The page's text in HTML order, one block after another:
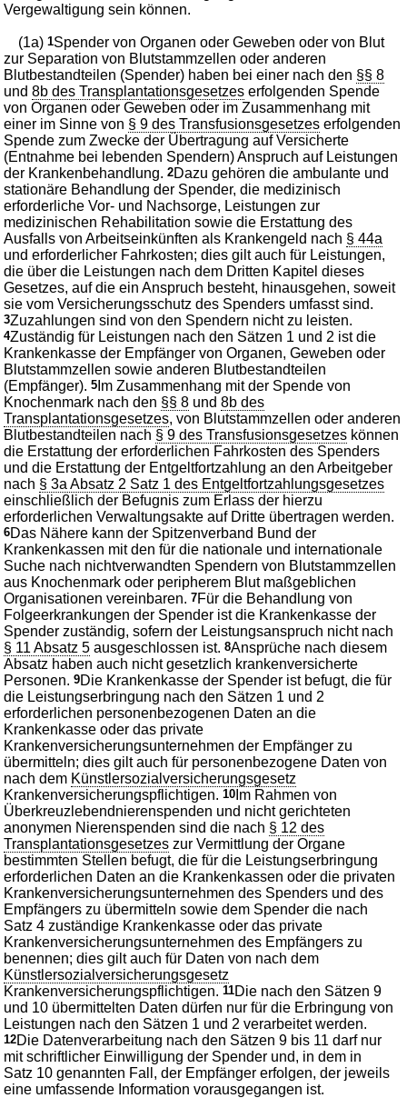
Vergewaltigung sein können.
(1a)1Spender von Organen oder Geweben oder von Blut
zur Separation von Blutstammzellen oder anderen
Blutbestandteilen (Spender) haben bei einer nach den §§ 8
und8b des Transplantationsgesetzes erfolgenden Spende
von Organen oder Geweben oder im Zusammenhang mit
einer im Sinne von § 9 des Transfusionsgesetzes erfolgenden
Spende zum Zwecke der Übertragung auf Versicherte
(Entnahme bei lebenden Spendern) Anspruch auf Leistungen
der Krankenbehandlung.2Dazu gehören die ambulante und
stationäre Behandlung der Spender, die medizinisch
erforderliche Vor- und Nachsorge, Leistungen zur
medizinischen Rehabilitation sowie die Erstattung des
Ausfalls von Arbeitseinkünften als Krankengeld nach § 44a
und erforderlicher Fahrkosten; dies gilt auch für Leistungen,
die über die Leistungen nach dem Dritten Kapitel dieses
Gesetzes, auf die ein Anspruch besteht, hinausgehen, soweit
sie vom Versicherungsschutz des Spenders umfasst sind.
3Zuzahlungen sind von den Spendern nicht zu leisten.
4Zuständig für Leistungen nach den Sätzen 1 und 2 ist die
Krankenkasse der Empfänger von Organen, Geweben oder
Blutstammzellen sowie anderen Blutbestandteilen
(Empfänger).5 Im Zusammenhang mit der Spende von
Knochenmark nach den §§ 8 und8b des
Transplantationsgesetzes, von Blutstammzellen oder anderen
Blutbestandteilen nach § 9 des Transfusionsgesetzes können
die Erstattung der erforderlichen Fahrkosten des Spenders
und die Erstattung der Entgeltfortzahlung an den Arbeitgeber
nach § 3a Absatz 2 Satz 1 des Entgeltfortzahlungsgesetzes
einschließlich der Befugnis zum Erlass der hierzu
erforderlichen Verwaltungsakte auf Dritte übertragen werden.
6Das Nähere kann der Spitzenverband Bund der
Krankenkassen mit den für die nationale und internationale
Suche nach nichtverwandten Spendern von Blutstammzellen
aus Knochenmark oder peripherem Blut maßgeblichen
Organisationen vereinbaren.7Für die Behandlung von
Folgeerkrankungen der Spender ist die Krankenkasse der
Spender zuständig, sofern der Leistungsanspruch nicht nach
§ 11 Absatz 5 ausgeschlossen ist.8Ansprüche nach diesem
Absatz haben auch nicht gesetzlich krankenversicherte
Personen.9Die Krankenkasse der Spender ist befugt, die für
die Leistungserbringung nach den Sätzen 1 und 2
erforderlichen personenbezogenen Daten an die
Krankenkasse oder das private
Krankenversicherungsunternehmen der Empfänger zu
übermitteln; dies gilt auch für personenbezogene Daten von
nach dem Künstlersozialversicherungsgesetz
Krankenversicherungspflichtigen.10 Im Rahmen von
Überkreuzlebendnierenspenden und nicht gerichteten
anonymen Nierenspenden sind die nach § 12 des
Transplantationsgesetzes zur Vermittlung der Organe
bestimmten Stellen befugt, die für die Leistungserbringung
erforderlichen Daten an die Krankenkassen oder die privaten
Krankenversicherungsunternehmen des Spenders und des
Empfängers zu übermitteln sowie dem Spender die nach
Satz 4 zuständige Krankenkasse oder das private
Krankenversicherungsunternehmen des Empfängers zu
benennen; dies gilt auch für Daten von nach dem
Künstlersozialversicherungsgesetz
Krankenversicherungspflichtigen.11Die nach den Sätzen 9
und 10 übermittelten Daten dürfen nur für die Erbringung von
Leistungen nach den Sätzen 1 und 2 verarbeitet werden.
12Die Datenverarbeitung nach den Sätzen 9 bis 11 darf nur
mit schriftlicher Einwilligung der Spender und, in dem in
Satz 10 genannten Fall, der Empfänger erfolgen, der jeweils
eine umfassende Information vorausgegangen ist.